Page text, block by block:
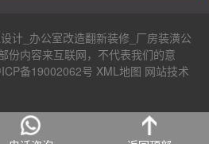
计_办公室改造翻新装修_厂房装潢公
份内容来互联网，不代表我们的意
备19002062号 XML地图 网站技术